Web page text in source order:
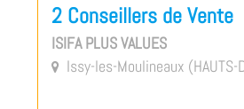
2 Conseillers de Vente
ISIFA PLUS VALUES
 Issy-les-Moulineaux (HAUTS-